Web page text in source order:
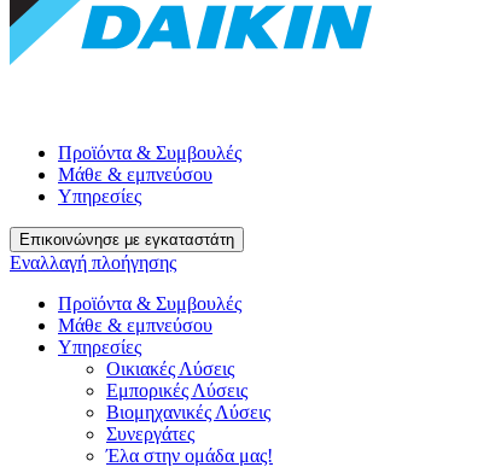
Προϊόντα & Συμβουλές
Μάθε & εμπνεύσου
Υπηρεσίες
Επικοινώνησε με εγκαταστάτη
Εναλλαγή πλοήγησης
Προϊόντα & Συμβουλές
Μάθε & εμπνεύσου
Υπηρεσίες
Οικιακές Λύσεις
Εμπορικές Λύσεις
Βιομηχανικές Λύσεις
Συνεργάτες
Έλα στην ομάδα μας!